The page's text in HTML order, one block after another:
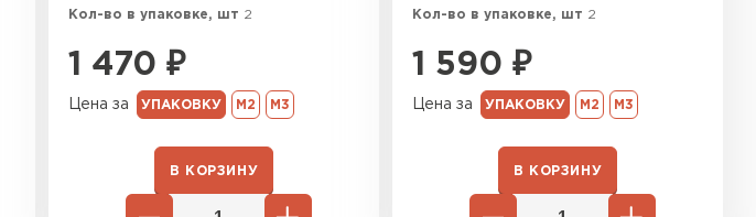
Кол-во в упаковке, шт 2
1 470 ₽
Цена за УПАКОВКУ М2 М3
В КОРЗИНУ
Кол-во в упаковке, шт 2
1 590 ₽
Цена за УПАКОВКУ М2 М3
В КОРЗИНУ